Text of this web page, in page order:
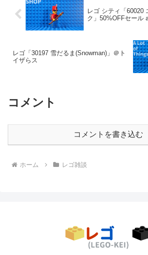
レゴ シティ「60020
ク」50%OFFセール
レゴ「30197 雪だるま(Snowman)」＠ト
イザらス
コメント
コメントを書き込む
ホーム レゴ雑談